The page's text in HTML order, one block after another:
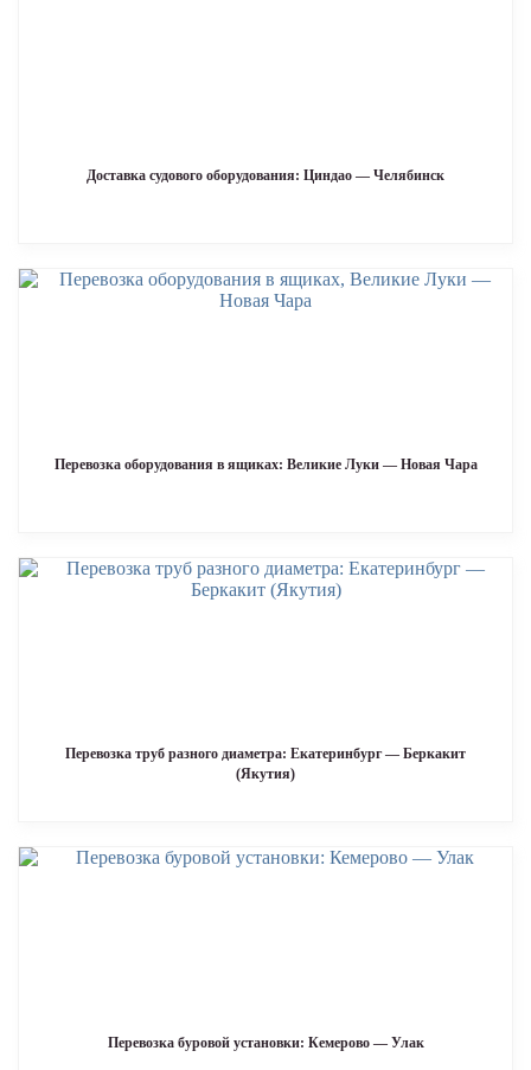
Доставка судового оборудования: Циндао — Челябинск
Перевозка оборудования в ящиках: Великие Луки — Новая Чара
Перевозка труб разного диаметра: Екатеринбург — Беркакит
(Якутия)
Перевозка буровой установки: Кемерово — Улак